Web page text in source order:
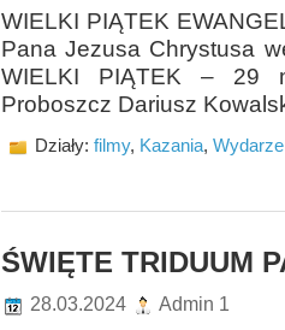
WIELKI PIĄTEK
Pana Jezusa Chrystusa
WIELKI PIĄTEK – 29
Proboszcz Dariusz
Działy: filmy, Kazania,
ŚWIĘTE TRIDUUM
28.03.2024 Admin 1